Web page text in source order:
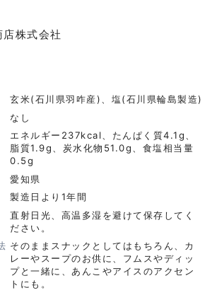
株式会社
玄米(石川県羽咋産)、塩(石川県輪島製造)
なし
エネルギー237kcal、たんぱく質4.1g、
脂質1.9g、炭水化物51.0g、食塩相当量
0.5g
愛知県
製造日より1年間
直射日光、高温多湿を避けて保存してく
ださい。
そのままスナックとしてはもちろん、カ
レーやスープのお供に、フムスやディッ
プと一緒に、あんこやアイスのアクセン
トにも。